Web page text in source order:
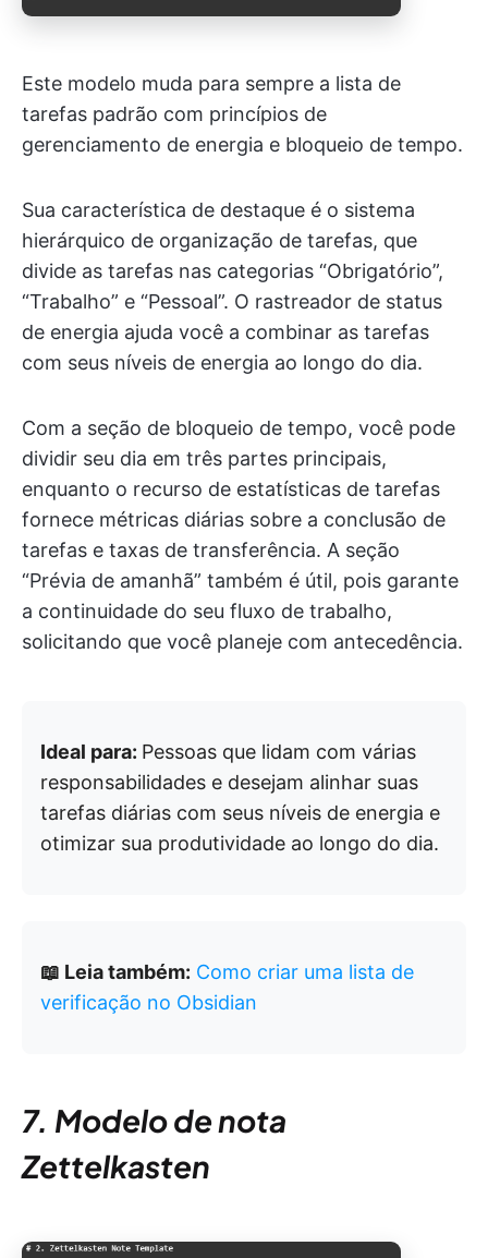
Este modelo muda para sempre a lista de
tarefas padrão com princípios de
gerenciamento de energia e bloqueio de tempo.
Sua característica de destaque é o sistema
hierárquico de organização de tarefas, que
divide as tarefas nas categorias “Obrigatório”,
“Trabalho” e “Pessoal”. O rastreador de status
de energia ajuda você a combinar as tarefas
com seus níveis de energia ao longo do dia.
Com a seção de bloqueio de tempo, você pode
dividir seu dia em três partes principais,
enquanto o recurso de estatísticas de tarefas
fornece métricas diárias sobre a conclusão de
tarefas e taxas de transferência. A seção
“Prévia de amanhã” também é útil, pois garante
a continuidade do seu fluxo de trabalho,
solicitando que você planeje com antecedência.
Ideal para: Pessoas que lidam com várias
responsabilidades e desejam alinhar suas
tarefas diárias com seus níveis de energia e
otimizar sua produtividade ao longo do dia.
📖 Leia também: Como criar uma lista de
verificação no Obsidian
7. Modelo de nota
Zettelkasten